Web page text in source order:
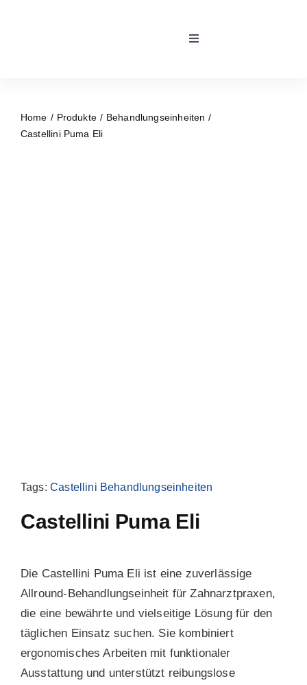
Toggle
Kontakt
Home Produkte
Behandlungseinheiten
Castellini Puma Eli
Tags:Castellini Behandlungseinheiten
Castellini Puma Eli
Die Castellini Puma Eli ist eine zuverlässige
Allround-Behandlungseinheit für Zahnarztpraxen,
die eine bewährte und vielseitige Lösung für den
täglichen Einsatz suchen. Sie kombiniert
ergonomisches Arbeiten mit funktionaler
Ausstattung und unterstützt reibungslose